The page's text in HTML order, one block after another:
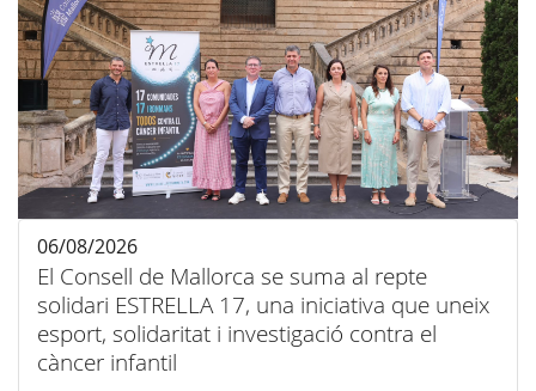
El Consell de Mallorca se suma al repte
solidari ESTRELLA 17, una iniciativa que uneix
esport, solidaritat i investigació contra el
càncer infantil
06/08/2026